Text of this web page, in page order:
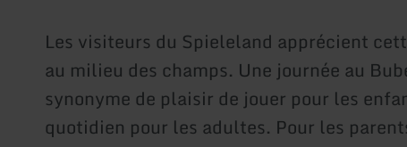
Les visiteurs du Spieleland apprécient
au milieu des champs. Une journée au
synonyme de plaisir de jouer pour les
quotidien pour les adultes. Pour les